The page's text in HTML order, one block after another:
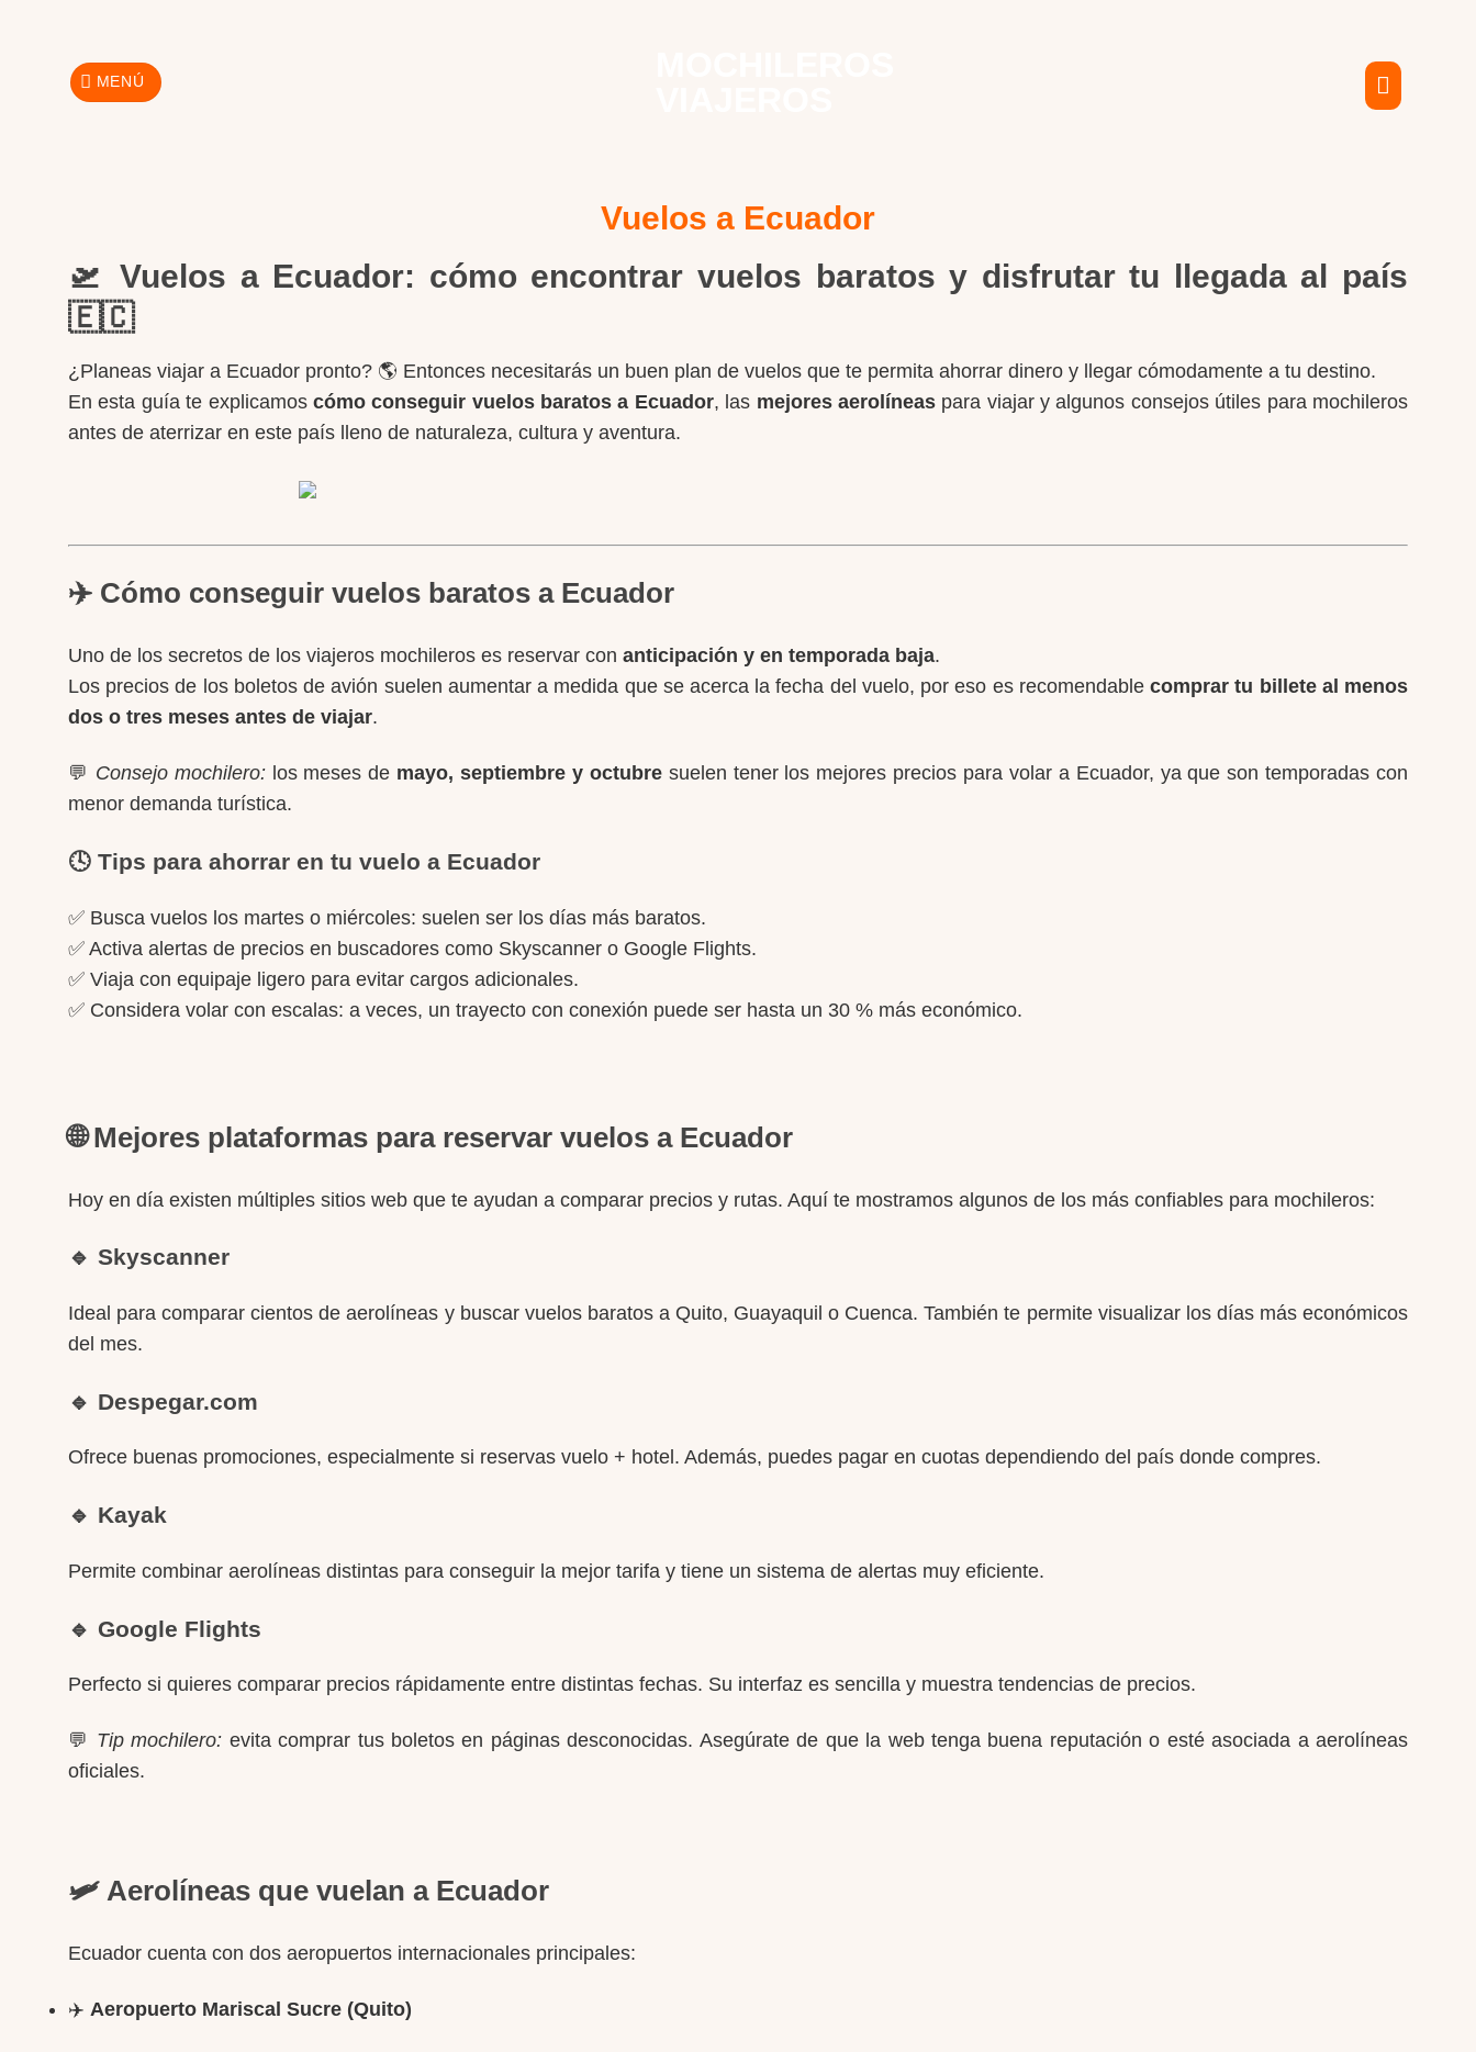
MENÚ
Vuelos a Ecuador
🛫 Vuelos a Ecuador: cómo encontrar vuelos baratos y disfrutar tu llegada al país
🇪🇨
¿Planeas viajar a Ecuador pronto? 🌎 Entonces necesitarás un buen plan de vuelos que te permita ahorrar dinero y llegar cómodamente a tu destino.
En esta guía te explicamos cómo conseguir vuelos baratos a Ecuador, las mejores aerolíneaspara viajar y algunos consejos útiles para mochileros
antes de aterrizar en este país lleno de naturaleza, cultura y aventura.
✈️ Cómo conseguir vuelos baratos a Ecuador
Uno de los secretos de los viajeros mochileros es reservar con anticipación y en temporada baja.
Los precios de los boletos de avión suelen aumentar a medida que se acerca la fecha del vuelo, por eso es recomendablecomprar tu billete al menos
dos o tres meses antes de viajar.
💬 Consejo mochilero:los meses de mayo, septiembre y octubresuelen tener los mejores precios para volar a Ecuador, ya que son temporadas con
menor demanda turística.
🕓 Tips para ahorrar en tu vuelo a Ecuador
✅ Busca vuelos los martes o miércoles: suelen ser los días más baratos.
✅ Activa alertas de precios en buscadores como Skyscanner o Google Flights.
✅ Viaja con equipaje ligero para evitar cargos adicionales.
✅ Considera volar con escalas: a veces, un trayecto con conexión puede ser hasta un 30 % más económico.
🌐 Mejores plataformas para reservar vuelos a Ecuador
Hoy en día existen múltiples sitios web que te ayudan a comparar precios y rutas. Aquí te mostramos algunos de los más confiables para mochileros:
🔹 Skyscanner
Ideal para comparar cientos de aerolíneas y buscar vuelos baratos a Quito, Guayaquil o Cuenca. También te permite visualizar los días más económicos
del mes.
🔹 Despegar.com
Ofrece buenas promociones, especialmente si reservas vuelo + hotel. Además, puedes pagar en cuotas dependiendo del país donde compres.
🔹 Kayak
Permite combinar aerolíneas distintas para conseguir la mejor tarifa y tiene un sistema de alertas muy eficiente.
🔹 Google Flights
Perfecto si quieres comparar precios rápidamente entre distintas fechas. Su interfaz es sencilla y muestra tendencias de precios.
💬 Tip mochilero: evita comprar tus boletos en páginas desconocidas. Asegúrate de que la web tenga buena reputación o esté asociada a aerolíneas
oficiales.
🛩️ Aerolíneas que vuelan a Ecuador
Ecuador cuenta con dos aeropuertos internacionales principales:
✈️ Aeropuerto Mariscal Sucre (Quito)